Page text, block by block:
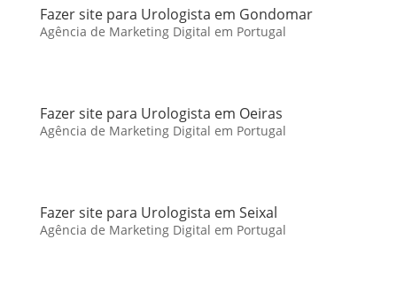
Fazer site para Urologista em Gondomar
Agência de Marketing Digital em Portugal
Fazer site para Urologista em Oeiras
Agência de Marketing Digital em Portugal
Fazer site para Urologista em Seixal
Agência de Marketing Digital em Portugal